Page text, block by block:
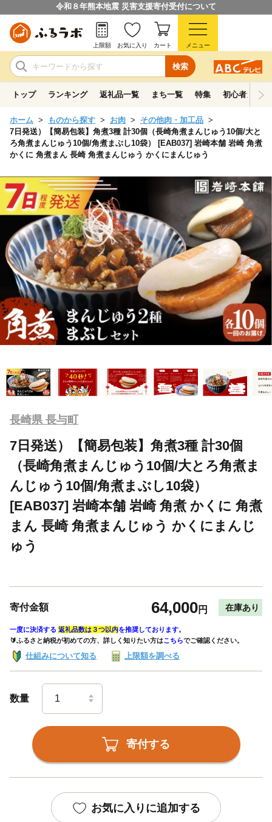
令和８年熊本地震 災害支援寄付受付について
検索
上限額 お気に入り カート メニュー
トップ ランキング 返礼品一覧 まち一覧 特集 初心者ガイド
ホーム ものから探す お肉
その他肉・加工品
7日発送）【簡易包装】角煮3種 計30個（長崎角煮まんじゅう10個/大と
ろ角煮まんじゅう10個/角煮まぶし10袋） [EAB037] 岩崎本舗 岩崎 角煮
かくに 角煮まん 長崎 角煮まんじゅう かくにまんじゅう
長崎県 長与町
7日発送）【簡易包装】角煮3種 計30個
（長崎角煮まんじゅう10個/大とろ角煮ま
んじゅう10個/角煮まぶし10袋）
[EAB037] 岩崎本舗 岩崎 角煮 かくに 角煮
まん 長崎 角煮まんじゅう かくにまんじ
ゅう
寄付金額 64,000円 在庫あり
一度に決済する 返礼品数は３つ以内を推奨しております。
🔰ふるさと納税が初めての方、詳しく知りたい方はこちらでご確認ください。
仕組みについて知る 上限額を調べる
数量
寄付する
お気に入りに追加する